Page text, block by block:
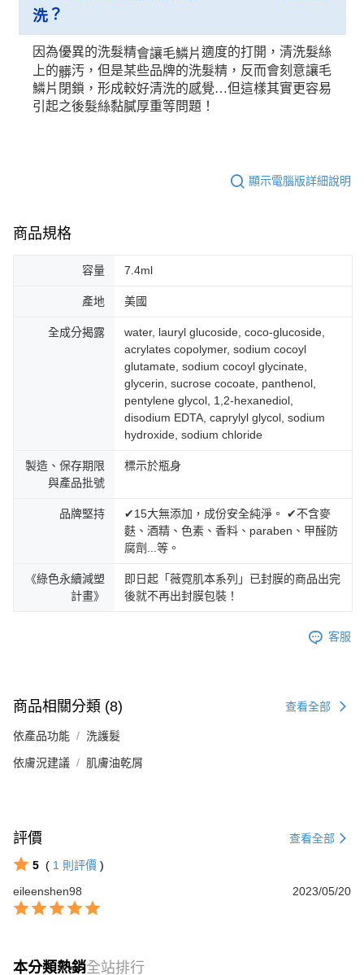
洗？
因為優異的洗髮精會讓毛鱗片適度的打開，清洗髮絲
上的髒汚，但是某些品牌的洗髮精，反而會刻意讓毛
鱗片閉鎖，形成較好清洗的感覺…但這樣其實更容易
引起之後髮絲黏膩厚重等問題！
顯示電腦版詳細說明
商品規格
容量 7.4ml
產地 美國
全成分揭露
water, lauryl glucoside, coco-glucoside,
acrylates copolymer, sodium cocoyl
glutamate, sodium cocoyl glycinate,
glycerin, sucrose cocoate, panthenol,
pentylene glycol, 1,2-hexanediol,
disodium EDTA, caprylyl glycol, sodium
hydroxide, sodium chloride
製造、保存期限
與產品批號
標示於瓶身
品牌堅持
✔15大無添加，成份安全純淨。 ✔不含麥
麩、酒精、色素、香料、paraben、甲醛防
腐劑...等。
《綠色永續減塑
計畫》
即日起「薇霓肌本系列」已封膜的商品出完
後就不再出封膜包裝！
客服
商品相關分類 (8) 查看全部
依產品功能 洗護髮
依膚況建議 肌膚油乾屑
評價 查看全部
5 ( 1 則評價 )
eileenshen98
2023/05/20
本分類熱銷全站排行